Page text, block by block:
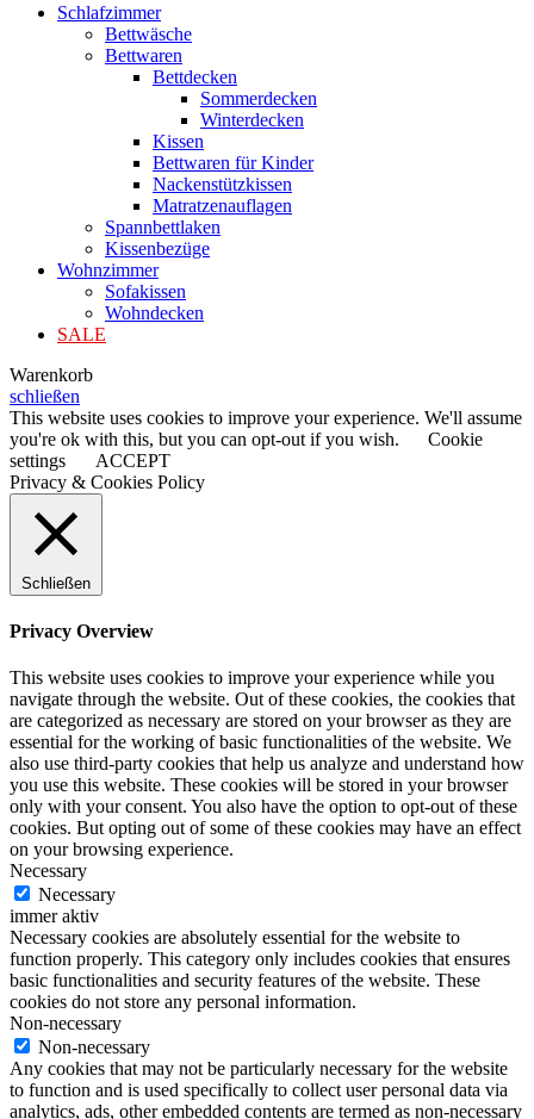
Schlafzimmer
Bettwäsche
Bettwaren
Bettdecken
Sommerdecken
Winterdecken
Kissen
Bettwaren für Kinder
Nackenstützkissen
Matratzenauflagen
Spannbettlaken
Kissenbezüge
Wohnzimmer
Sofakissen
Wohndecken
SALE
Warenkorb
schließen
This website uses cookies to improve your experience. We'll assume
you're ok with this, but you can opt-out if you wish.
Cookie
settings
ACCEPT
Privacy & Cookies Policy
Schließen
Privacy Overview
This website uses cookies to improve your experience while you
navigate through the website. Out of these cookies, the cookies that
are categorized as necessary are stored on your browser as they are
essential for the working of basic functionalities of the website. We
also use third-party cookies that help us analyze and understand how
you use this website. These cookies will be stored in your browser
only with your consent. You also have the option to opt-out of these
cookies. But opting out of some of these cookies may have an effect
on your browsing experience.
Necessary
Necessary
immer aktiv
Necessary cookies are absolutely essential for the website to
function properly. This category only includes cookies that ensures
basic functionalities and security features of the website. These
cookies do not store any personal information.
Non-necessary
Non-necessary
Any cookies that may not be particularly necessary for the website
to function and is used specifically to collect user personal data via
analytics, ads, other embedded contents are termed as non-necessary